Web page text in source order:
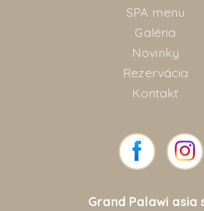
SPA menu
Galéria
Novinky
Rezervácia
Kontakt
Grand Palawi asia